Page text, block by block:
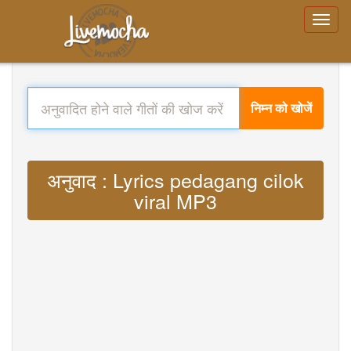
निम्न को खोजें
अनुवाद : Lyrics pedagang cilok
viral MP3